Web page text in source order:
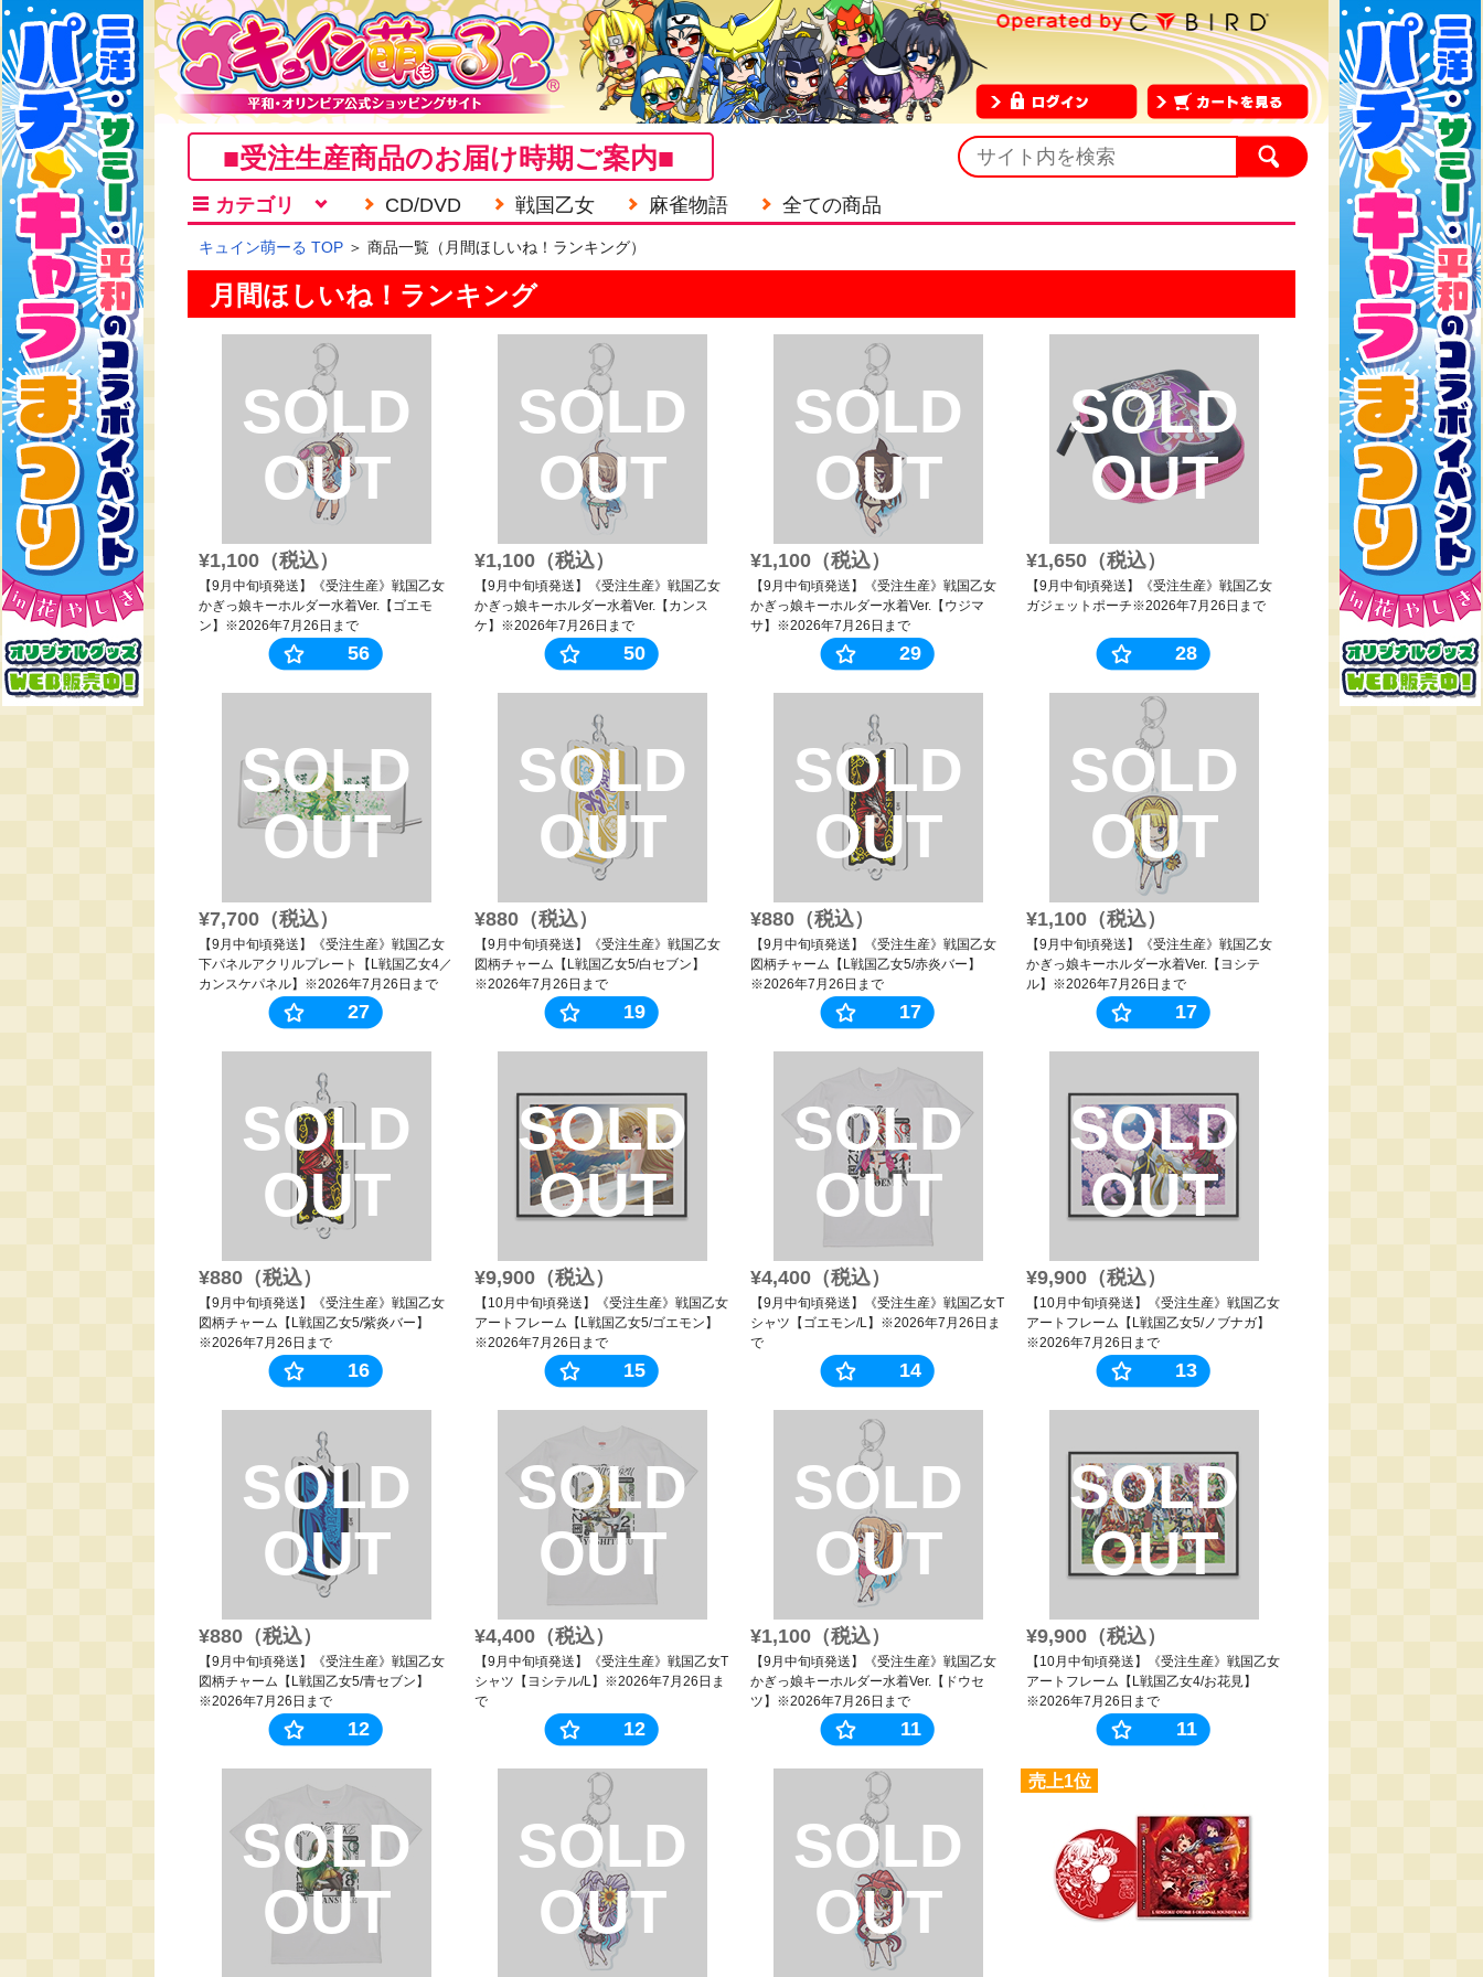
■受注生産商品のお届け時期ご案内■
カテゴリ CD/DVD 戦国乙女 麻雀物語 全ての商品
キュイン萌ーる TOP ＞ 商品一覧（月間ほしいね！ランキング）
月間ほしいね！ランキング
SOLD
OUT
¥1,100（税込）
【9月中旬頃発送】《受注生産》戦国乙女
かぎっ娘キーホルダー水着Ver.【ゴエモ
ン】※2026年7月26日まで
56
SOLD
OUT
¥1,100（税込）
【9月中旬頃発送】《受注生産》戦国乙女
かぎっ娘キーホルダー水着Ver.【カンス
ケ】※2026年7月26日まで
50
SOLD
OUT
¥1,100（税込）
【9月中旬頃発送】《受注生産》戦国乙女
かぎっ娘キーホルダー水着Ver.【ウジマ
サ】※2026年7月26日まで
29
SOLD
OUT
¥1,650（税込）
【9月中旬頃発送】《受注生産》戦国乙女
ガジェットポーチ※2026年7月26日まで
28
SOLD
OUT
¥7,700（税込）
【9月中旬頃発送】《受注生産》戦国乙女
下パネルアクリルプレート【L戦国乙女4／
カンスケパネル】※2026年7月26日まで
27
SOLD
OUT
¥880（税込）
【9月中旬頃発送】《受注生産》戦国乙女
図柄チャーム【L戦国乙女5/白セブン】
※2026年7月26日まで
19
SOLD
OUT
¥880（税込）
【9月中旬頃発送】《受注生産》戦国乙女
図柄チャーム【L戦国乙女5/赤炎バー】
※2026年7月26日まで
17
SOLD
OUT
¥1,100（税込）
【9月中旬頃発送】《受注生産》戦国乙女
かぎっ娘キーホルダー水着Ver.【ヨシテ
ル】※2026年7月26日まで
17
SOLD
OUT
¥880（税込）
【9月中旬頃発送】《受注生産》戦国乙女
図柄チャーム【L戦国乙女5/紫炎バー】
※2026年7月26日まで
16
SOLD
OUT
¥9,900（税込）
【10月中旬頃発送】《受注生産》戦国乙女
アートフレーム【L戦国乙女5/ゴエモン】
※2026年7月26日まで
15
SOLD
OUT
¥4,400（税込）
【9月中旬頃発送】《受注生産》戦国乙女T
シャツ【ゴエモン/L】※2026年7月26日ま
で
14
SOLD
OUT
¥9,900（税込）
【10月中旬頃発送】《受注生産》戦国乙女
アートフレーム【L戦国乙女5/ノブナガ】
※2026年7月26日まで
13
SOLD
OUT
¥880（税込）
【9月中旬頃発送】《受注生産》戦国乙女
図柄チャーム【L戦国乙女5/青セブン】
※2026年7月26日まで
12
SOLD
OUT
¥4,400（税込）
【9月中旬頃発送】《受注生産》戦国乙女T
シャツ【ヨシテル/L】※2026年7月26日ま
で
12
SOLD
OUT
¥1,100（税込）
【9月中旬頃発送】《受注生産》戦国乙女
かぎっ娘キーホルダー水着Ver.【ドウセ
ツ】※2026年7月26日まで
11
SOLD
OUT
¥9,900（税込）
【10月中旬頃発送】《受注生産》戦国乙女
アートフレーム【L戦国乙女4/お花見】
※2026年7月26日まで
11
SOLD
OUT
SOLD
OUT
SOLD
OUT
売上1位